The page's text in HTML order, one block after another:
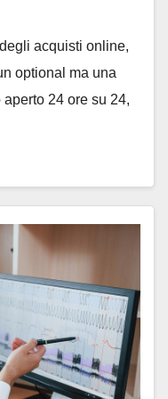
acquisti online,
optional ma una
24 ore su 24,